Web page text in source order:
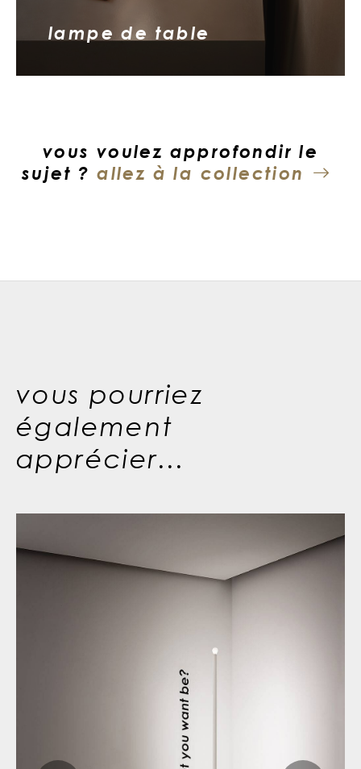
lampe de table
vous voulez approfondir le
sujet ?allez à la collection
vous pourriez
également
apprécier...